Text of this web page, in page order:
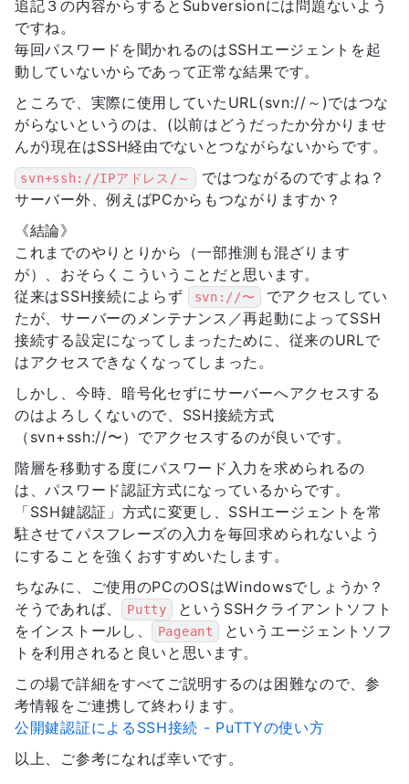
追記３の内容からするとSubversionには問題ないよう
ですね。
毎回パスワードを聞かれるのはSSHエージェントを起
動していないからであって正常な結果です。
ところで、実際に使用していたURL(svn://～)ではつな
がらないというのは、(以前はどうだったか分かりませ
んが)現在はSSH経由でないとつながらないからです。
svn+ssh://IPアドレス/～
ではつながるのですよね？
サーバー外、例えばPCからもつながりますか？
《結論》
これまでのやりとりから（一部推測も混ざります
が）、おそらくこういうことだと思います。
従来はSSH接続によらず
svn://〜
でアクセスしてい
たが、サーバーのメンテナンス／再起動によってSSH
接続する設定になってしまったために、従来のURLで
はアクセスできなくなってしまった。
しかし、今時、暗号化セずにサーバーへアクセスする
のはよろしくないので、SSH接続方式
（svn+ssh://〜）でアクセスするのが良いです。
階層を移動する度にパスワード入力を求められるの
は、パスワード認証方式になっているからです。
「SSH鍵認証」方式に変更し、SSHエージェントを常
駐させてパスフレーズの入力を毎回求められないよう
にすることを強くおすすめいたします。
ちなみに、ご使用のPCのOSはWindowsでしょうか？
そうであれば、
Putty
というSSHクライアントソフト
をインストールし、
Pageant
というエージェントソフ
トを利用されると良いと思います。
この場で詳細をすべてご説明するのは困難なので、参
考情報をご連携して終わります。
公開鍵認証によるSSH接続 - PuTTYの使い方
以上、ご参考になれば幸いです。